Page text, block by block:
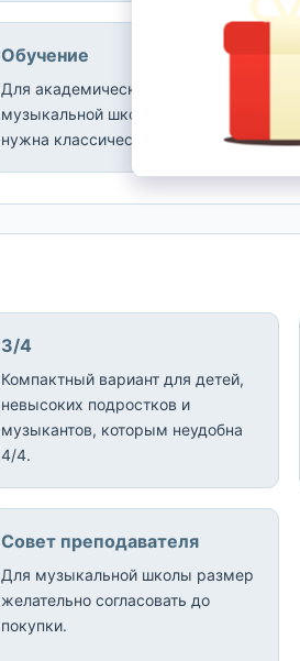
Обучение
Для академической программы
музыкальной школы обычно
нужна классическая гитара.
3/4
Компактный вариант для детей,
невысоких подростков и
музыкантов, которым неудобна
4/4.
Совет преподавателя
Для музыкальной школы размер
желательно согласовать до
покупки.